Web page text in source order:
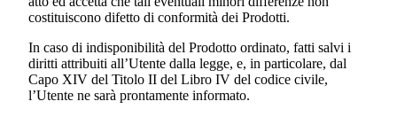
costituiscono difetto di conformità dei Prodotti.
In caso di indisponibilità del Prodotto ordinato, fatti salvi i
diritti attribuiti all’Utente dalla legge, e, in particolare, dal
Capo XIV del Titolo II del Libro IV del codice civile,
l’Utente ne sarà prontamente informato.